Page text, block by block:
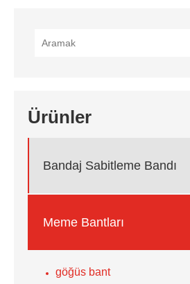
Ürünler
Bandaj Sabitleme Bandı
Meme Bantları
göğüs bant